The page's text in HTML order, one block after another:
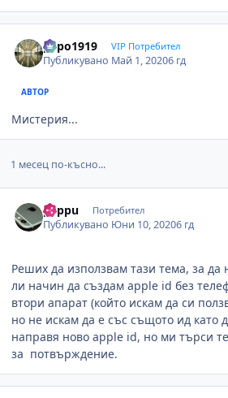
pepo1919 VIP Потребител
Публикувано Май 1, 20206 гд
АВТОР
Мистерия...
1 месец по-късно...
peppu Потребител
Публикувано Юни 10, 20206 гд
Реших да използвам тази тема, за
ли начин да създам apple id без
втори апарат (който искам да си
но не искам да е със същото ид като
направя ново apple id, но ми търси
за потвърждение.